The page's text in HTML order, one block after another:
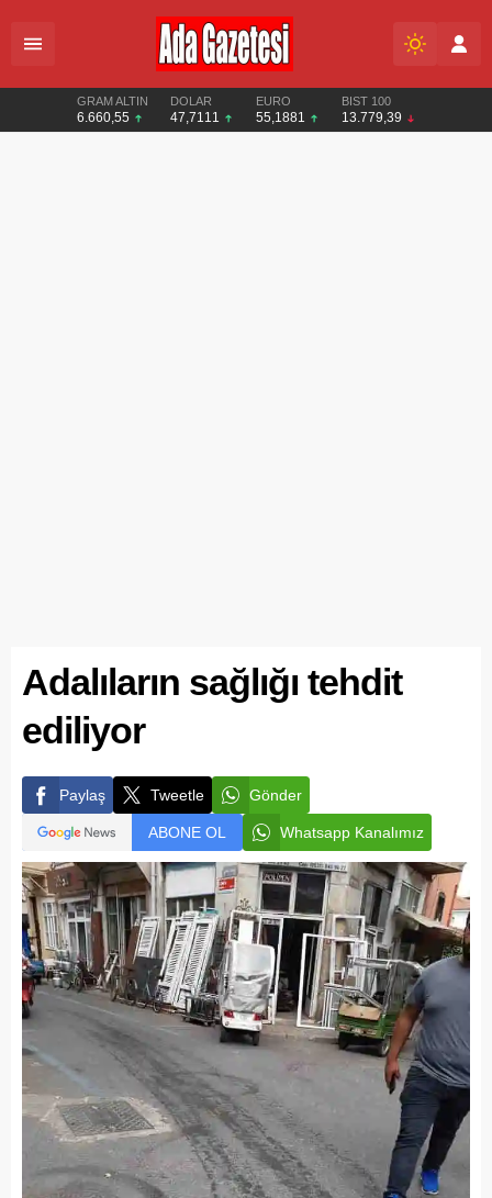
GRAM ALTIN
6.660,55
DOLAR
47,7111
EURO
55,1881
BIST 100
13.779,39
Adalıların sağlığı tehdit
ediliyor
Paylaş Tweetle Gönder
ABONE OL Whatsapp Kanalımız